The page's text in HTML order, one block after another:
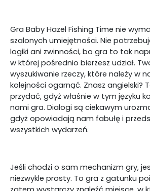
Gra Baby Hazel Fishing Time nie
szalonych umiejętności. Nie
logiki ani zwinności, bo gra to tak
w której pośrednio bierzesz udział.
wyszukiwanie rzeczy, które należy w
kolejności ogarnąć. Znasz angielski?
przydać, gdyż właśnie w tym języku
nami gra. Dialogi są ciekawym
gdyż opowiadają nam fabułę i
wszystkich wydarzeń.
Jeśli chodzi o sam mechanizm gry,
niezwykle prosty. To gra z gatunku